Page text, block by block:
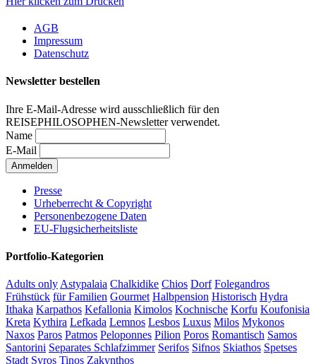
AGB
Impressum
Datenschutz
Newsletter bestellen
Ihre E-Mail-Adresse wird ausschließlich für den
REISEPHILOSOPHEN-Newsletter verwendet.
Name
E-Mail
Presse
Urheberrecht & Copyright
Personenbezogene Daten
EU-Flugsicherheitsliste
Portfolio-Kategorien
Adults only Astypalaia Chalkidike Chios Dorf Folegandros
Frühstück für Familien Gourmet Halbpension Historisch Hydra
Ithaka Karpathos Kefallonia Kimolos Kochnische Korfu Koufonisia
Kreta Kythira Lefkada Lemnos Lesbos Luxus Milos Mykonos
Naxos Paros Patmos Peloponnes Pilion Poros Romantisch Samos
Santorini Separates Schlafzimmer Serifos Sifnos Skiathos Spetses
Stadt Syros Tinos Zakynthos